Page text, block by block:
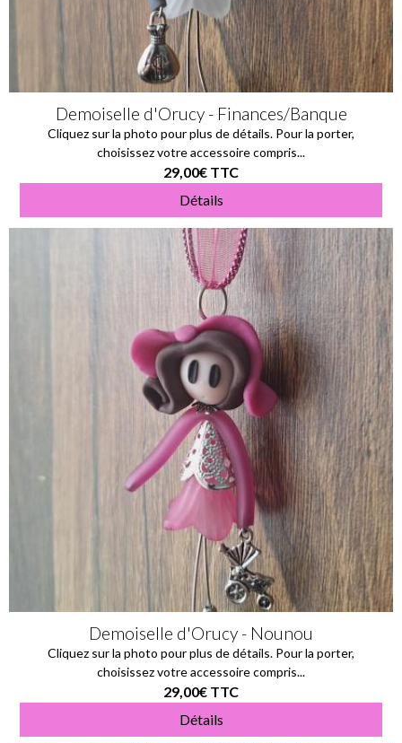
Demoiselle d'Orucy - Finances/Banque
Cliquez sur la photo pour plus de détails. Pour la porter,
choisissez votre accessoire compris...
29,00€ TTC
Détails
Demoiselle d'Orucy - Nounou
Cliquez sur la photo pour plus de détails. Pour la porter,
choisissez votre accessoire compris...
29,00€ TTC
Détails